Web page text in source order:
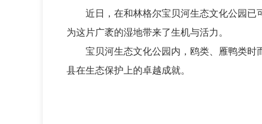
近日，在和林格尔宝贝河生态文化公园已
为这片广袤的湿地带来了生机与活力。
宝贝河生态文化公园内，鸥类、雁鸭类
县在生态保护上的卓越成就。